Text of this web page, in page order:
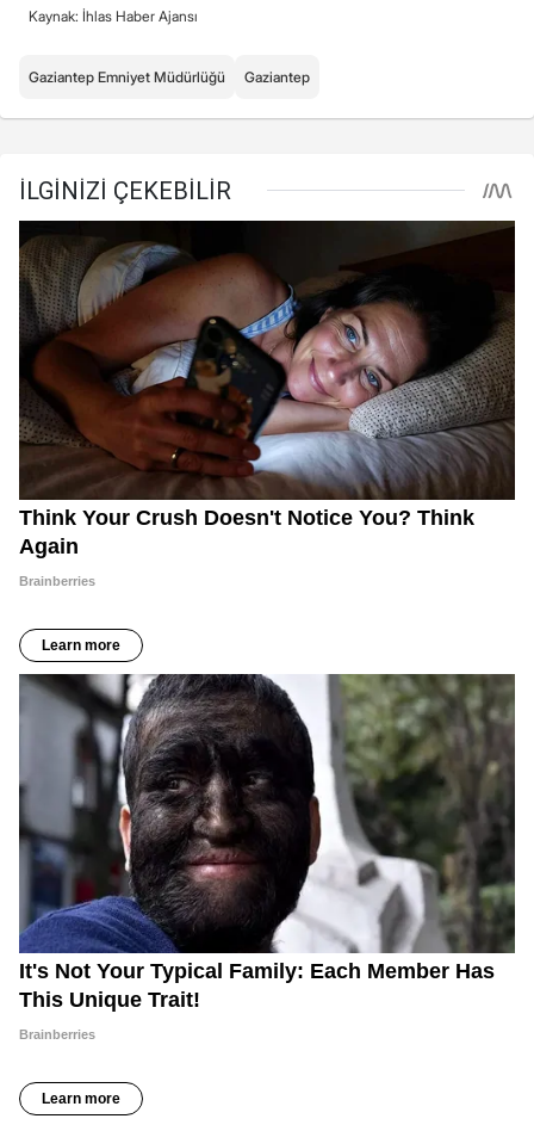
Kaynak: İhlas Haber Ajansı
Gaziantep Emniyet Müdürlüğü Gaziantep